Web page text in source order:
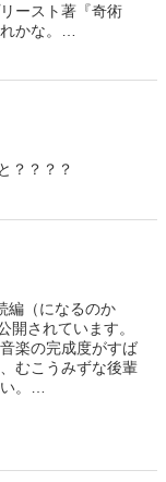
ースト著『奇術
かな。…
？？？？
編（になるのか
開されています。
楽の完成度がすば
むこうみずな後輩
い。…